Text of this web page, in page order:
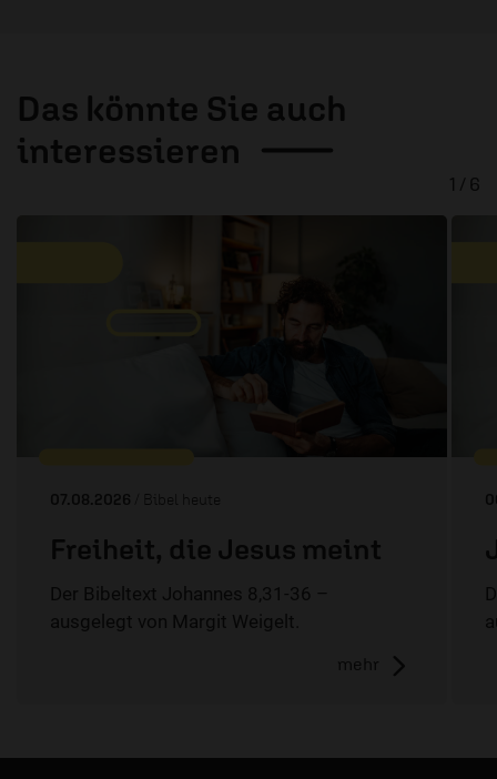
Das könnte Sie auch
interessieren
07.08.2026 / Bibel heute
Freiheit, die Jesus meint
Der Bibeltext Johannes 8,31-36 –
ausgelegt von Margit Weigelt.
mehr
1 / 6